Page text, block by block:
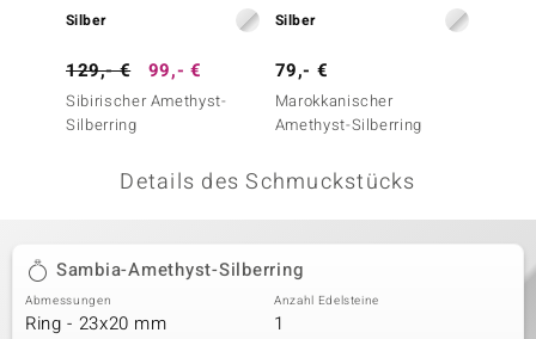
BY DE MELO
Silber
129,- € 99,- €
Sibirischer Amethyst-
Silberring
Silber
79,- €
Marokkanischer
Amethyst-Silberring
Details des Schmuckstücks
Sambia-Amethyst-Silberring
Abmessungen
Ring - 23x20 mm
Anzahl Edelsteine
1